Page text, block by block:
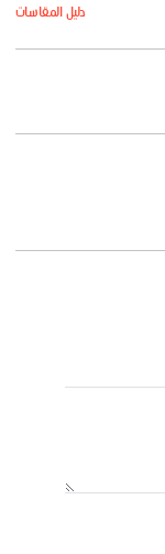
دليل المقاسات